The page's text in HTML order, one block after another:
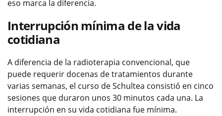
eso marca la diferencia.
Interrupción mínima de la vida
cotidiana
A diferencia de la radioterapia convencional, que
puede requerir docenas de tratamientos durante
varias semanas, el curso de Schultea consistió en cinco
sesiones que duraron unos 30 minutos cada una. La
interrupción en su vida cotidiana fue mínima.